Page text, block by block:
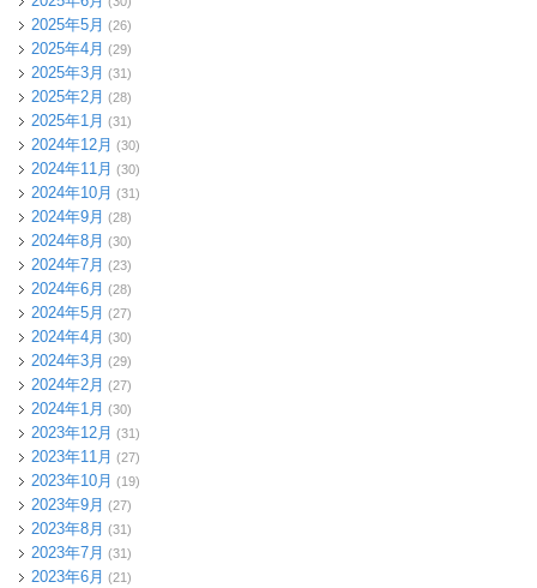
2025年5月 (26)
2025年4月 (29)
2025年3月 (31)
2025年2月 (28)
2025年1月 (31)
2024年12月 (30)
2024年11月 (30)
2024年10月 (31)
2024年9月 (28)
2024年8月 (30)
2024年7月 (23)
2024年6月 (28)
2024年5月 (27)
2024年4月 (30)
2024年3月 (29)
2024年2月 (27)
2024年1月 (30)
2023年12月 (31)
2023年11月 (27)
2023年10月 (19)
2023年9月 (27)
2023年8月 (31)
2023年7月 (31)
2023年6月 (21)